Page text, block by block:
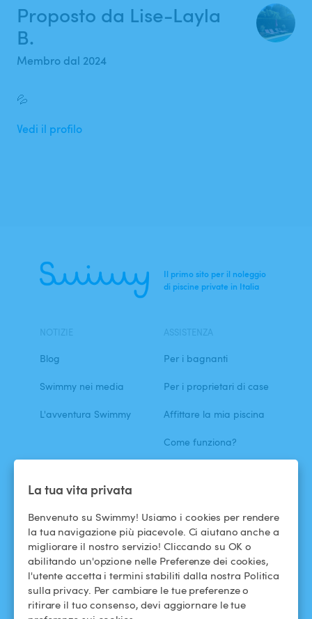
La tua vita privata
Benvenuto su Swimmy! Usiamo i cookies per rendere
la tua navigazione più piacevole. Ci aiutano anche a
migliorare il nostro servizio! Cliccando su OK o
abilitando un'opzione nelle Preferenze dei cookies,
l'utente accetta i termini stabiliti dalla nostra Politica
sulla privacy. Per cambiare le tue preferenze o
ritirare il tuo consenso, devi aggiornare le tue
Proposto da Lise-Layla
B.
Membro dal 2024
💦
Vedi il profilo
Il primo sito per il noleggio
di piscine private in Italia
Blog
Swimmy nei media
L'avventura Swimmy
Per i bagnanti
Per i proprietari di case
Affittare la mia piscina
Come funziona?
ASSISTENZA
Termini e condizioni
d'uso
Politica di
confidenzialità
Instagram